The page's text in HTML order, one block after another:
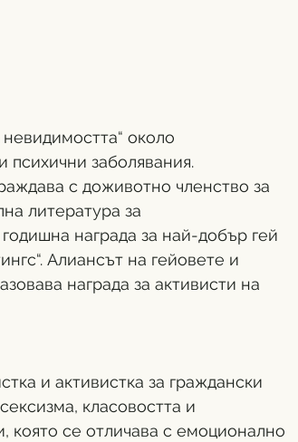
около
психични заболявания.
с доживотно членство за
литература за
награда за най-добър гей
Алиансът на гейовете и
награда за активисти на
и активистка за граждански
класовостта и
която се отличава с емоционално